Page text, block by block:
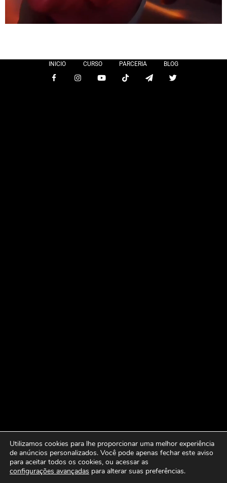
INICIO CURSO PARCERIA BLOG
Utilizamos cookies para lhe proporcionar uma melhor experiência
de anúncios personalizados. Você pode apenas fechar este aviso
para aceitar todos os cookies, ou acessar as
configurações avançadas para alterar suas preferências.